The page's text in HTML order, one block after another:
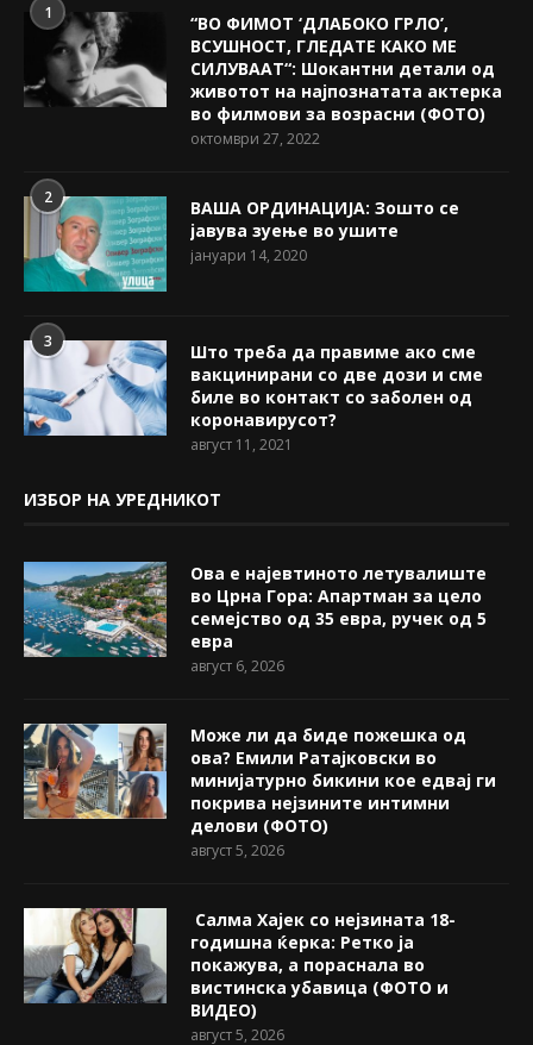
1
“ВО ФИМОТ ‘ДЛАБОКО ГРЛО’,
ВСУШНОСТ, ГЛЕДАТЕ КАКО МЕ
СИЛУВААТ“: Шокантни детали од
животот на најпознатата актерка
во филмови за возрасни (ФОТО)
октомври 27, 2022
2
ВАША ОРДИНАЦИЈА: Зошто се
јавува зуење во ушите
јануари 14, 2020
3
Што треба да правиме ако сме
вакцинирани со две дози и сме
биле во контакт со заболен од
коронавирусот?
август 11, 2021
ИЗБОР НА УРЕДНИКОТ
Ова е најевтиното летувалиште
во Црна Гора: Апартман за цело
семејство од 35 евра, ручек од 5
евра
август 6, 2026
Може ли да биде пожешкa од
ова? Емили Ратајковски во
минијатурно бикини кое едвај ги
покрива нејзините интимни
делови (ФОТО)
август 5, 2026
Салма Хајек со нејзината 18-
годишна ќерка: Ретко ја
покажува, a пораснала во
вистинска убавица (ФОТО и
ВИДЕО)
август 5, 2026